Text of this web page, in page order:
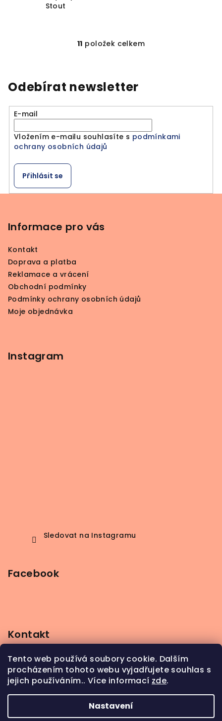
Tento web používá soubory cookie. Dalším
procházením tohoto webu vyjadřujete souhlas s
jejich používáním.. Více informací zde.
Nastavení
Stout
O
á
d
a
c
í
p
v
11 položek celkem
Odebírat newsletter
E-mail
Vložením e-mailu souhlasíte s podmínkami
ochrany osobních údajů
Přihlásit se
Informace pro vás
Kontakt
Doprava a platba
Reklamace a vrácení
Obchodní podmínky
Podmínky ochrany osobních údajů
Moje objednávka
Instagram
Sledovat na Instagramu
Facebook
Kontakt
info@beerbutik.cz
+420 606 123 111